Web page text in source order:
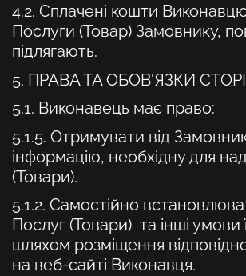
4.2. Сплачені кошти
Послуги (Товар) Замовнику,
підлягають.
5. ПРАВА ТА ОБОВ'ЯЗКИ
5.1. Виконавець має право:
5.1.5. Отримувати від
інформацію, необхідну для
(Товари).
5.1.2. Самостійно
Послуг (Товари) та інші умови
шляхом розміщення
на веб-сайті Виконавця.